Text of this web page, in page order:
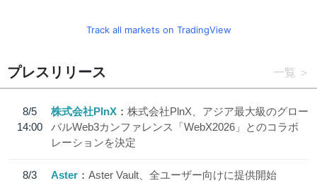
Track all markets on TradingView
プレスリリース 一覧
8/5
14:00
株式会社PlnX
株式会社PlnX、アジア最大級のグロー
バルWeb3カンファレンス「WebX2026」とのコラボ
レーションを決定
8/3
Aster Aster Vault、全ユーザー向けに提供開始